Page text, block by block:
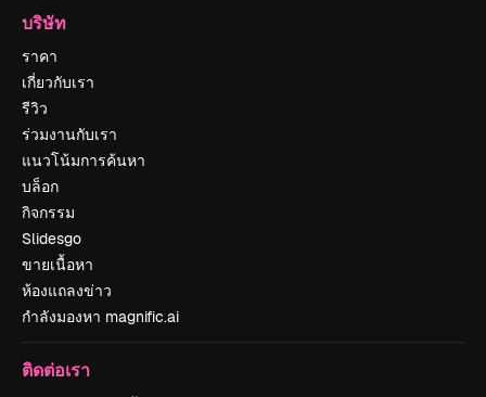
บริษัท
ราคา
เกี่ยวกับเรา
รีวิว
ร่วมงานกับเรา
แนวโน้มการค้นหา
บล็อก
กิจกรรม
Slidesgo
ขายเนื้อหา
ห้องแถลงข่าว
กำลังมองหา magnific.ai
ติดต่อเรา